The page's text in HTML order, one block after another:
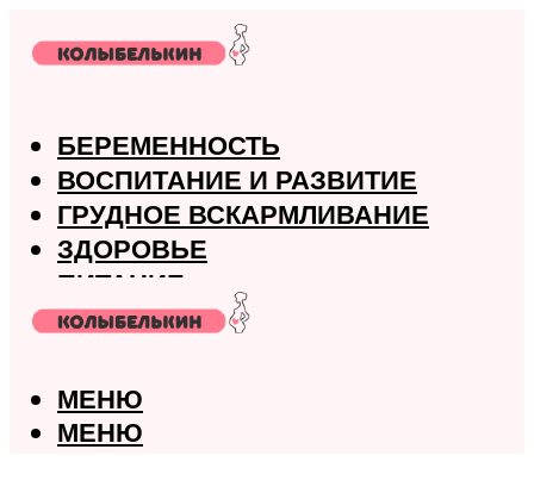
БЕРЕМЕННОСТЬ
ВОСПИТАНИЕ И РАЗВИТИЕ
ГРУДНОЕ ВСКАРМЛИВАНИЕ
ЗДОРОВЬЕ
ПИТАНИЕ
РОДЫ
МЕНЮ
МЕНЮ